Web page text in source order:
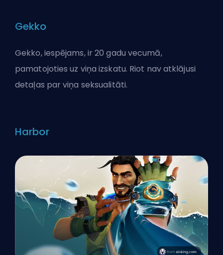
Gekko
Gekko, iespējams, ir 20 gadu vecumā,
pamatojoties uz viņa izskatu. Riot nav atklājusi
detaļas par viņa seksualitāti.
Harbor